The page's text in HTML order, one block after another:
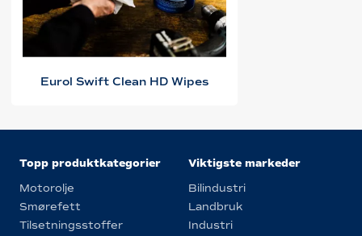
Eurol Swift Clean HD Wipes
Topp produktkategorier
Motorolje
Smørefett
Tilsetningsstoffer
Viktigste markeder
Bilindustri
Landbruk
Industri